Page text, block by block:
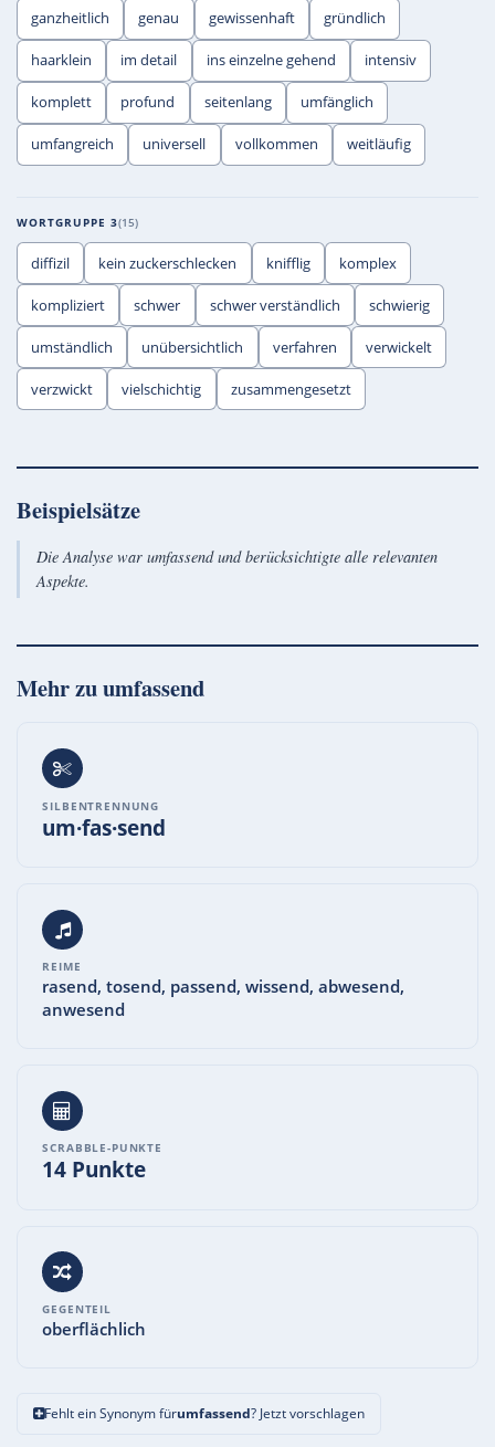
ganzheitlich genau gewissenhaft gründlich
haarklein im detail ins einzelne gehend intensiv
komplett profund seitenlang umfänglich
umfangreich universell vollkommen weitläufig
WORTGRUPPE 3 15
diffizil kein zuckerschlecken knifflig komplex
kompliziert schwer schwer verständlich schwierig
umständlich unübersichtlich verfahren verwickelt
verzwickt vielschichtig zusammengesetzt
Beispielsätze
Die Analyse war umfassend und berücksichtigte alle relevanten
Aspekte.
Mehr zuumfassend
SILBENTRENNUNG
um·fas·send
REIME
rasend, tosend, passend, wissend, abwesend,
anwesend
SCRABBLE-PUNKTE
14 Punkte
GEGENTEIL
oberflächlich
Fehlt ein Synonym fürumfassend? Jetzt vorschlagen